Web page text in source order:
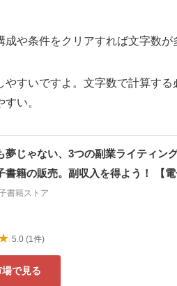
や条件をクリアすれば文字数が
すいですよ。文字数で計算す
い。
夢じゃない、3つの副業ライティン
書籍の販売。副収入を得よう！ 【
書籍ストア
5.0 (1件)
で見る